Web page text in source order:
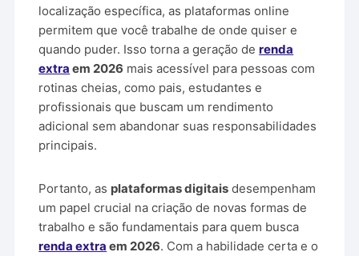
localização específica, as plataformas online
permitem que você trabalhe de onde quiser e
quando puder. Isso torna a geração derenda
extra em 2026 mais acessível para pessoas com
rotinas cheias, como pais, estudantes e
profissionais que buscam um rendimento
adicional sem abandonar suas responsabilidades
principais.
Portanto, as plataformas digitais desempenham
um papel crucial na criação de novas formas de
trabalho e são fundamentais para quem busca
renda extra em 2026. Com a habilidade certa e o